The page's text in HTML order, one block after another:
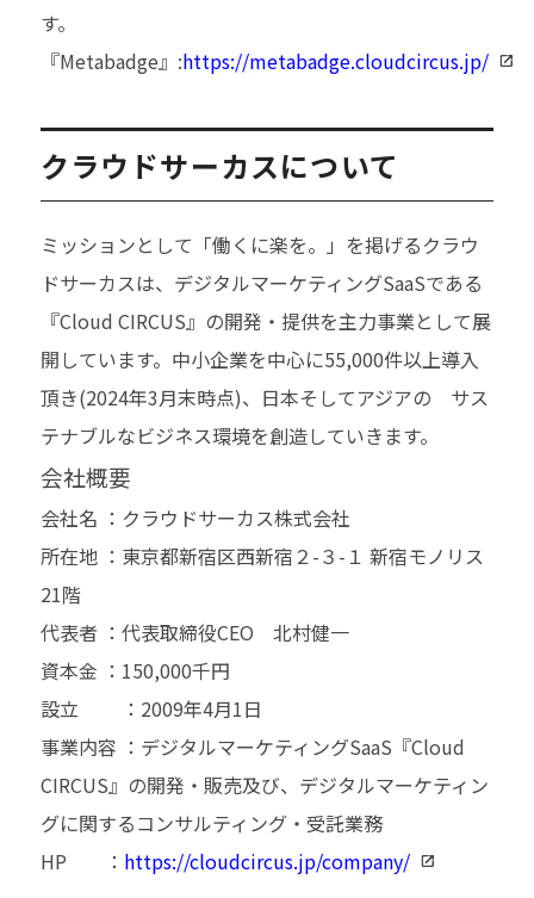
す。
『Metabadge』:https://metabadge.cloudcircus.jp/
クラウドサーカスについて
ミッションとして「働くに楽を。」を掲げるクラウ
ドサーカスは、デジタルマーケティングSaaSである
『Cloud CIRCUS』の開発・提供を主⼒事業として展
開しています。中⼩企業を中⼼に55,000件以上導入
頂き(2024年3⽉末時点)、⽇本そしてアジアの サス
テナブルなビジネス環境を創造していきます。
会社概要
会社名 ：クラウドサーカス株式会社
所在地 ：東京都新宿区西新宿２-３-１ 新宿モノリス
21階
代表者 ：代表取締役CEO 北村健一
資本金 ：150,000千円
設立 ：2009年4月1日
事業内容 ：デジタルマーケティングSaaS『Cloud
CIRCUS』の開発・販売及び、デジタルマーケティン
グに関するコンサルティング・受託業務
HP ： https://cloudcircus.jp/company/